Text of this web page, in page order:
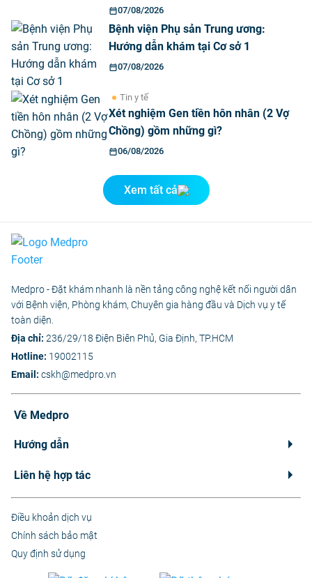
07/08/2026
Bệnh viện Phụ sản Trung ương:
Hướng dẫn khám tại Cơ sở 1
07/08/2026
Tin y tế
Xét nghiệm Gen tiền hôn nhân (2 Vợ
Chồng) gồm những gì?
06/08/2026
Xem tất cả
Medpro - Đặt khám nhanh là nền tảng công nghệ kết nối người dân
với Bệnh viện, Phòng khám, Chuyên gia hàng đầu và Dịch vụ y tế
toàn diện.
Địa chỉ: 236/29/18 Điện Biên Phủ, Gia Định, TP.HCM
Hotline: 19002115
Email: cskh@medpro.vn
Về Medpro
Hướng dẫn
Liên hệ hợp tác
Điều khoản dịch vụ
Chính sách bảo mật
Quy định sử dụng